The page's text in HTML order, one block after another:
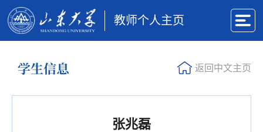
教师个人主页
学生信息 返回中文主页
张兆磊